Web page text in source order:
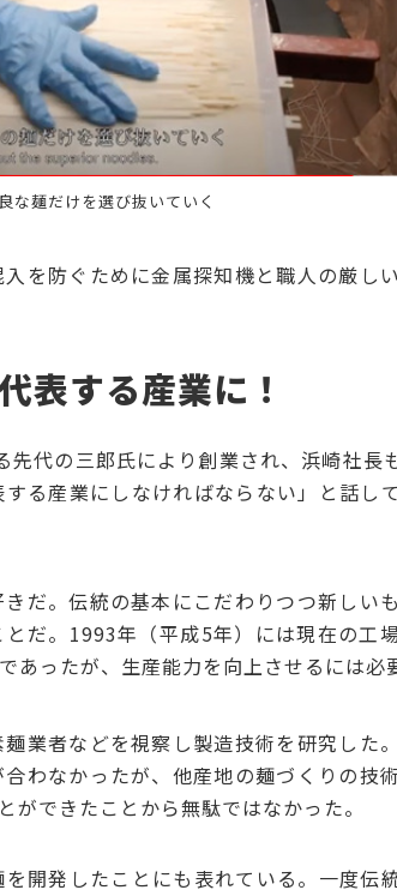
選び抜いていく
を防ぐために金属探知機と職人の厳し
表する産業に！
代の三郎氏により創業され、浜崎社長
る産業にしなければならない」と話し
だ。伝統の基本にこだわりつつ新しい
だ。1993年（平成5年）には現在の工
ったが、生産能力を向上させるには必
業者などを視察し製造技術を研究した
わなかったが、他産地の麺づくりの技
できたことから無駄ではなかった。
開発したことにも表れている。一度伝